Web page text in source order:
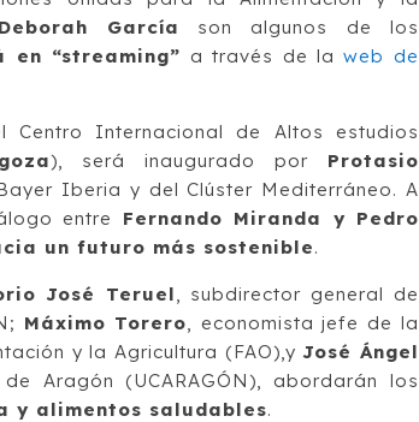
Deborah García son algunos de los
en “streaming” a través de laweb de
Centro Internacional de Altos estudios
), será inaugurado por Protasio
Iberia y del Clúster Mediterráneo. A
entre
Fernando Miranda y Pedro
un futuro más sostenible.
José Teruel, subdirector general de
Máximo Torero, economista jefe de la
y la Agricultura (FAO),yJosé Ángel
Aragón (UCARAGÓN), abordarán los
y alimentos saludables.